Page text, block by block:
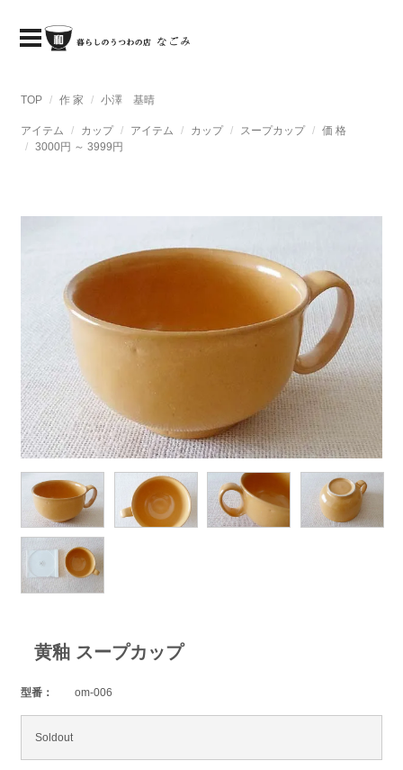
TOP 作 家 小澤 基晴
アイテム カップ アイテム カップ スープカップ
価 格
3000円 ～ 3999円
黄釉 スープカップ
型番： om-006
Soldout